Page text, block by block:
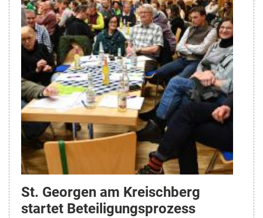
St. Georgen am Kreischberg
startet Beteiligungsprozess